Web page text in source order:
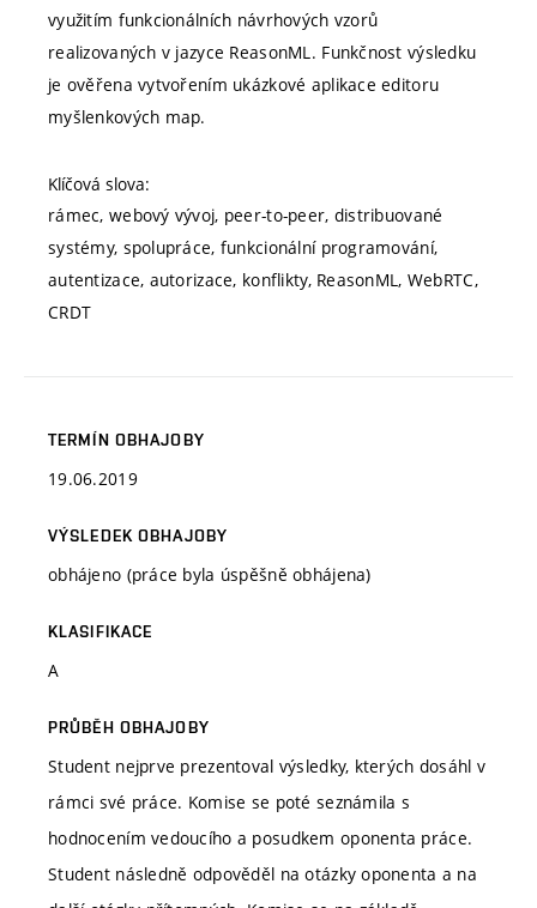
využitím funkcionálních návrhových vzorů
realizovaných v jazyce ReasonML. Funkčnost výsledku
je ověřena vytvořením ukázkové aplikace editoru
myšlenkových map.
Klíčová slova:
rámec, webový vývoj, peer-to-peer, distribuované
systémy, spolupráce, funkcionální programování,
autentizace, autorizace, konflikty, ReasonML, WebRTC,
CRDT
TERMÍN OBHAJOBY
19.06.2019
VÝSLEDEK OBHAJOBY
obhájeno (práce byla úspěšně obhájena)
KLASIFIKACE
A
PRŮBĚH OBHAJOBY
Student nejprve prezentoval výsledky, kterých dosáhl v
rámci své práce. Komise se poté seznámila s
hodnocením vedoucího a posudkem oponenta práce.
Student následně odpověděl na otázky oponenta a na